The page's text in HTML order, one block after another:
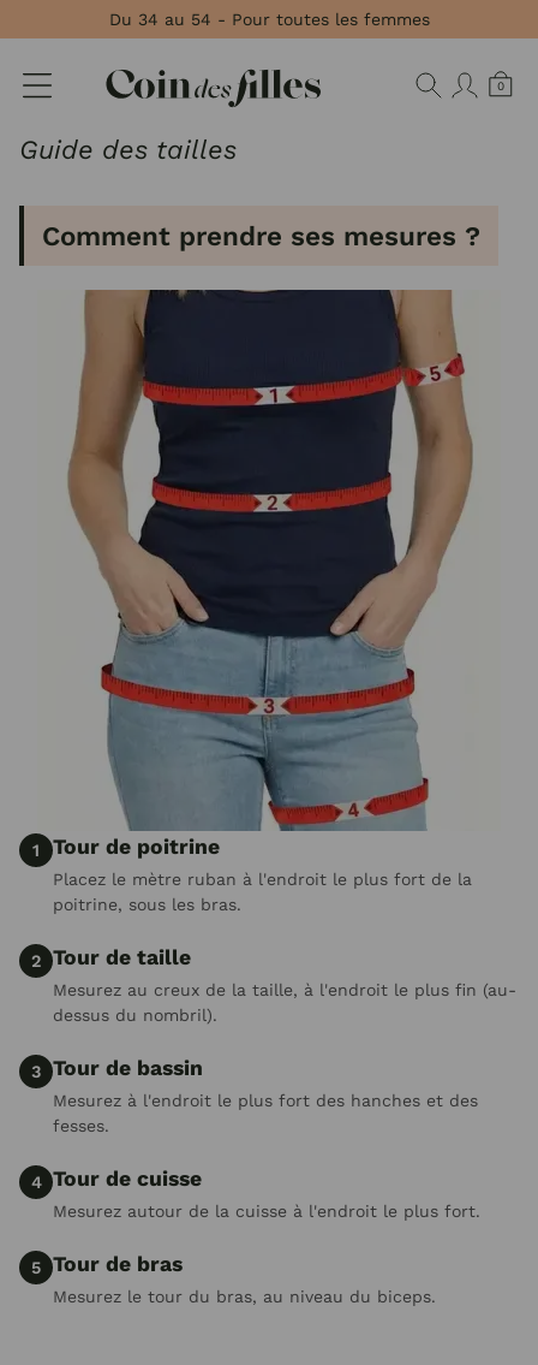
Du 34 au 54 - Pour toutes les femmes
0
Guide des tailles
Comment prendre ses mesures ?
1 Tour de poitrine
Placez le mètre ruban à l'endroit le plus fort de la
poitrine, sous les bras.
2 Tour de taille
Mesurez au creux de la taille, à l'endroit le plus fin (au-
dessus du nombril).
3 Tour de bassin
Mesurez à l'endroit le plus fort des hanches et des
fesses.
4 Tour de cuisse
Mesurez autour de la cuisse à l'endroit le plus fort.
5 Tour de bras
Mesurez le tour du bras, au niveau du biceps.
Panneau de gestion des cookies